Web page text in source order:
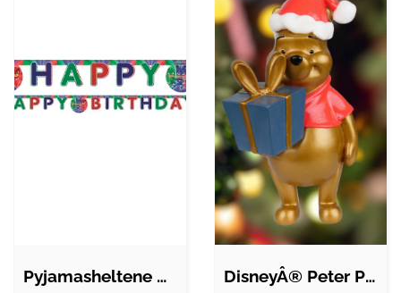
Pyjamasheltene Happy Birthday banner DisneyÂ® Peter Plys Julepynt